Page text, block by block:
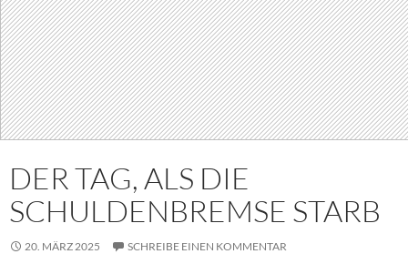
DER TAG, ALS DIE
SCHULDENBREMSE STARB
20. MÄRZ 2025 SCHREIBE EINEN KOMMENTAR